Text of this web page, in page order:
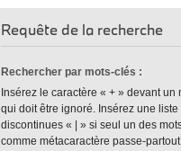
Requête de la recherche
Rechercher par mots-clés :
Insérez le caractère « + » devant
qui doit être ignoré. Insérez une
discontinues « | » si seul un des
comme métacaractère passe-